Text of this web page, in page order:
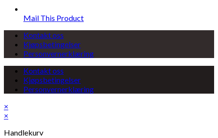
Mail This Product
Kontakt oss
Kjøpsbetingelser
Personvernerklæring
Kontakt oss
Kjøpsbetingelser
Personvernerklæring
×
×
Handlekurv